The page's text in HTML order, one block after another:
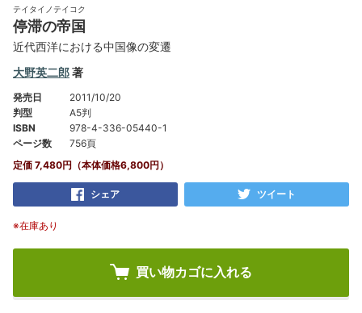
テイタイノテイコク
停滞の帝国
近代西洋における中国像の変遷
大野英二郎著
発売日
2011/10/20
判型
A5判
ISBN
978-4-336-05440-1
ページ数
756頁
定価 7,480円（本体価格6,800円）
シェア ツイート
※在庫あり